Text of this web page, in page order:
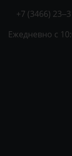
+7 (3466)
Ежедневно с